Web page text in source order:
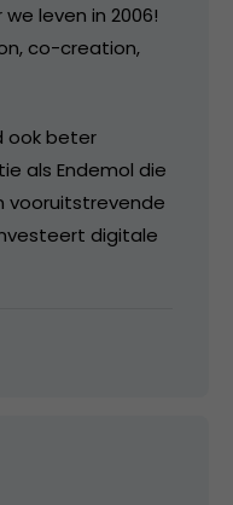
leven in 2006!
co-creation,
ook beter
als Endemol die
vooruitstrevende
digitale